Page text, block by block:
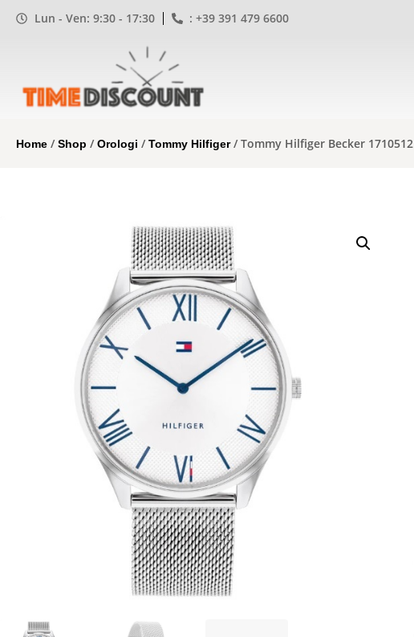
Lun - Ven: 9:30 - 17:30 : +39 391 479 6600
Home /Shop /Orologi /Tommy Hilfiger/ Tommy Hilfiger Becker 1710512